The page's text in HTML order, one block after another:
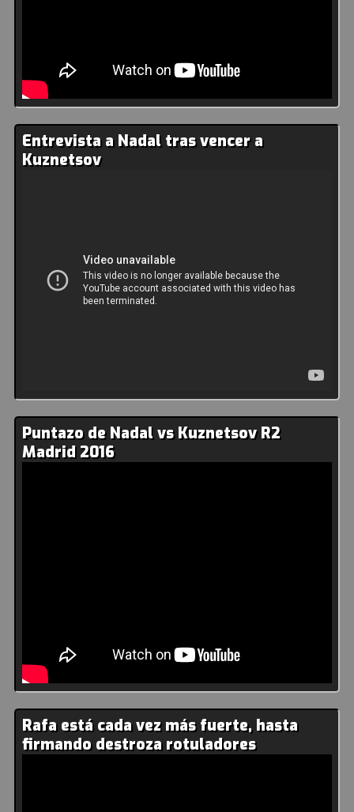
Entrevista a Nadal tras vencer a
Kuznetsov
Puntazo de Nadal vs Kuznetsov R2
Madrid 2016
Rafa está cada vez más fuerte, hasta
firmando destroza rotuladores